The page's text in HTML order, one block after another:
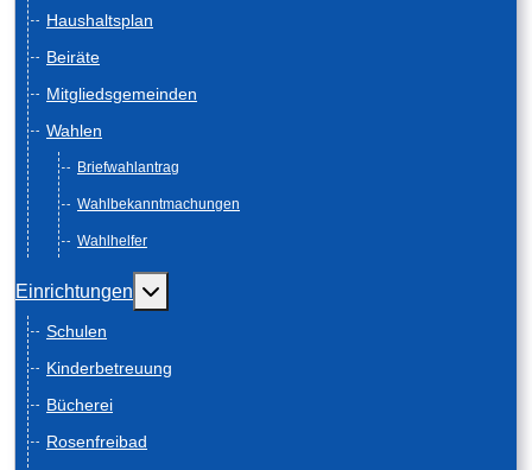
Haushaltsplan
Beiräte
Mitgliedsgemeinden
Wahlen
Briefwahlantrag
Wahlbekanntmachungen
Wahlhelfer
Einrichtungen Weitere Informationen: Einrichtungen
Schulen
Kinderbetreuung
Bücherei
Rosenfreibad